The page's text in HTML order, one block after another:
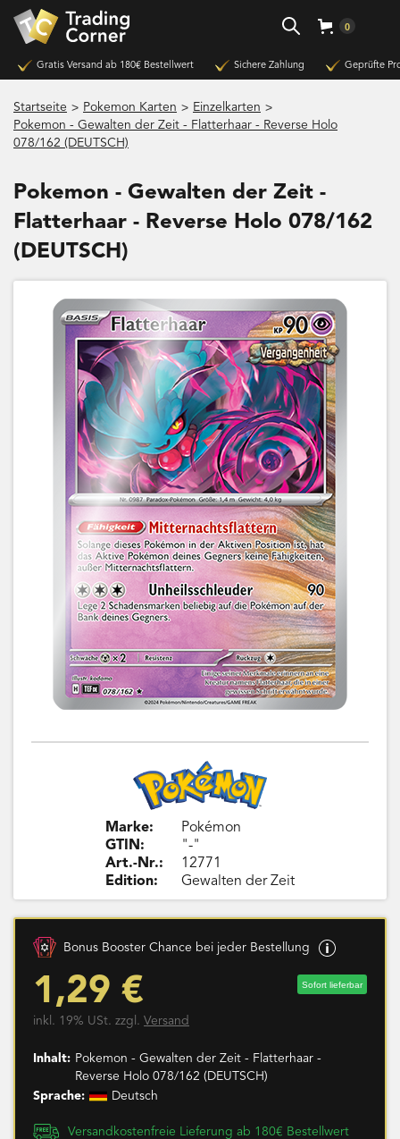
0
Gratis Versand ab 180€ Bestellwert Sichere Zahlung Geprüfte
Startseite > Pokemon Karten > Einzelkarten >
Pokemon - Gewalten der Zeit - Flatterhaar - Reverse Holo
078/162 (DEUTSCH)
Pokemon - Gewalten der Zeit -
Flatterhaar - Reverse Holo 078/162
(DEUTSCH)
Marke:
GTIN:
Art.-Nr.:
Edition:
Pokémon
"-"
12771
Gewalten der Zeit
Bonus Booster Chance bei jeder Bestellung
1,29 € Sofort lieferbar
inkl. 19% USt. zzgl. Versand
Inhalt: Pokemon - Gewalten der Zeit - Flatterhaar -
Reverse Holo 078/162 (DEUTSCH)
Sprache:
Deutsch
Versandkostenfreie Lieferung ab 180€ Bestellwert